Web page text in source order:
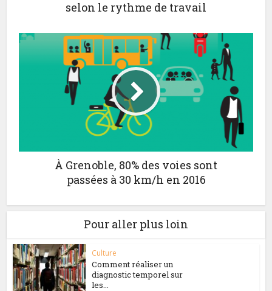
selon le rythme de travail
À Grenoble, 80% des voies sont
passées à 30 km/h en 2016
Pour aller plus loin
Culture
Comment réaliser un
diagnostic temporel sur
les...